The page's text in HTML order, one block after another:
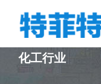
PRODUCT
化工行业